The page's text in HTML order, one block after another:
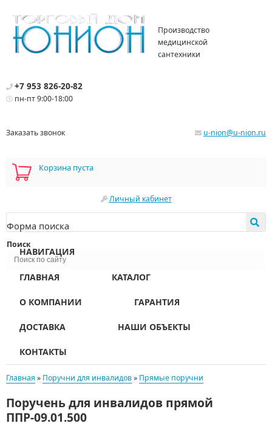
Производство
медицинской
сантехники
+7 953 826-20-82
пн-пт 9:00-18:00
Заказать звонок u-nion@u-nion.ru
Корзина пуста
Личный кабинет
Форма поиска
Поиск
НАВИГАЦИЯ
ГЛАВНАЯ КАТАЛОГ
О КОМПАНИИ ГАРАНТИЯ
ДОСТАВКА НАШИ ОБЪЕКТЫ
КОНТАКТЫ
Главная » Поручни для инвалидов» Прямые поручни
Поручень для инвалидов прямой
ППР-09.01.500